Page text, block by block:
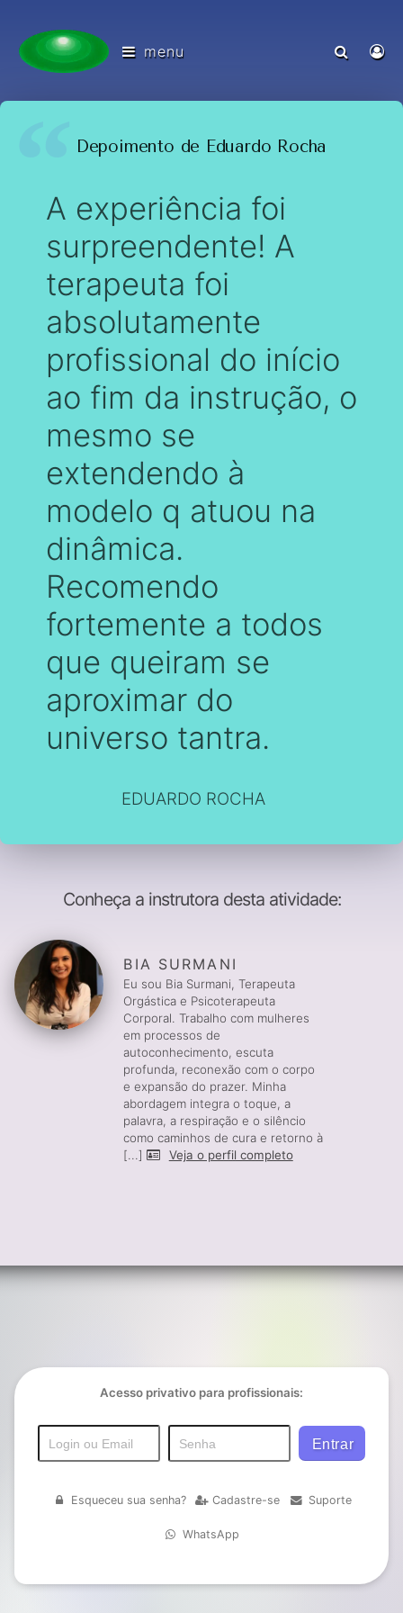
menu
Depoimento de Eduardo Rocha
A experiência foi
surpreendente! A
terapeuta foi
absolutamente
profissional do início
ao fim da instrução, o
mesmo se
extendendo à
modelo q atuou na
dinâmica.
Recomendo
fortemente a todos
que queiram se
aproximar do
universo tantra.
EDUARDO ROCHA
Conheça a instrutora desta atividade:
BIA SURMANI
Eu sou Bia Surmani, Terapeuta
Orgástica e Psicoterapeuta
Corporal. Trabalho com mulheres
em processos de
autoconhecimento, escuta
profunda, reconexão com o corpo
e expansão do prazer. Minha
abordagem integra o toque, a
palavra, a respiração e o silêncio
como caminhos de cura e retorno à
[...]
Veja o perfil completo
Acesso privativo para profissionais:
Esqueceu sua senha? Cadastre-se Suporte
WhatsApp